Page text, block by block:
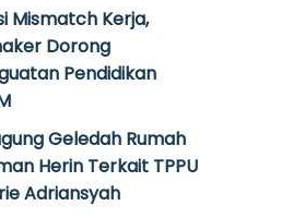
Mismatch Kerja,
Dorong
Pendidikan
Geledah Rumah
Herin Terkait TPPU
Adriansyah